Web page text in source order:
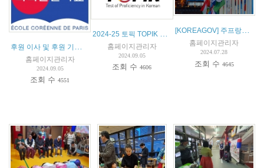
홈페이지관리자
2024.09.05
조회 수4551
홈페이지관리자
2024.09.05
조회 수4606
[KOREAGOV] 주프랑스대한민국대사관에서 알려드립니다. [안전공지] 파리올림픽 관련 안전공지
홈페이지관리자
2024.07.28
조회 수 4645